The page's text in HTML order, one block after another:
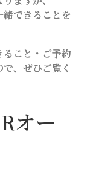
できることを
こと・ご予約
、ぜひご覧く
オー